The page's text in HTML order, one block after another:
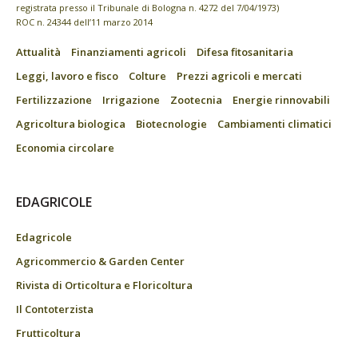
registrata presso il Tribunale di Bologna n. 4272 del 7/04/1973)
ROC n. 24344 dell’11 marzo 2014
Attualità Finanziamenti agricoli
Difesa fitosanitaria
Leggi, lavoro e fisco
Colture
Prezzi agricoli e mercati
Fertilizzazione
Irrigazione Zootecnia
Energie rinnovabili
Agricoltura biologica
Biotecnologie
Cambiamenti climatici
Economia circolare
EDAGRICOLE
Edagricole
Agricommercio & Garden Center
Rivista di Orticoltura e Floricoltura
Il Contoterzista
Frutticoltura